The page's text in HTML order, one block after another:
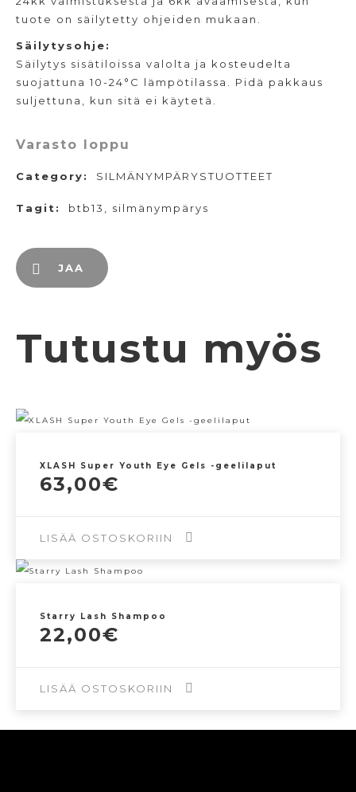
tuote on säilytetty ohjeiden mukaan.
Säilytysohje:
Säilytys sisätiloissa valolta ja kosteudelta
suojattuna 10-24°C lämpötilassa. Pidä pakkaus
suljettuna, kun sitä ei käytetä.
Varasto loppu
Category: SILMÄNYMPÄRYSTUOTTEET
Tagit: btb13 silmänympärys
JAA
Tutustu myös
XLASH Super Youth Eye Gels -geelilaput
63,00€
LISÄÄ OSTOSKORIIN
Starry Lash Shampoo
22,00€
LISÄÄ OSTOSKORIIN